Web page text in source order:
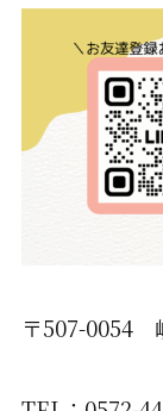
〒507-0054